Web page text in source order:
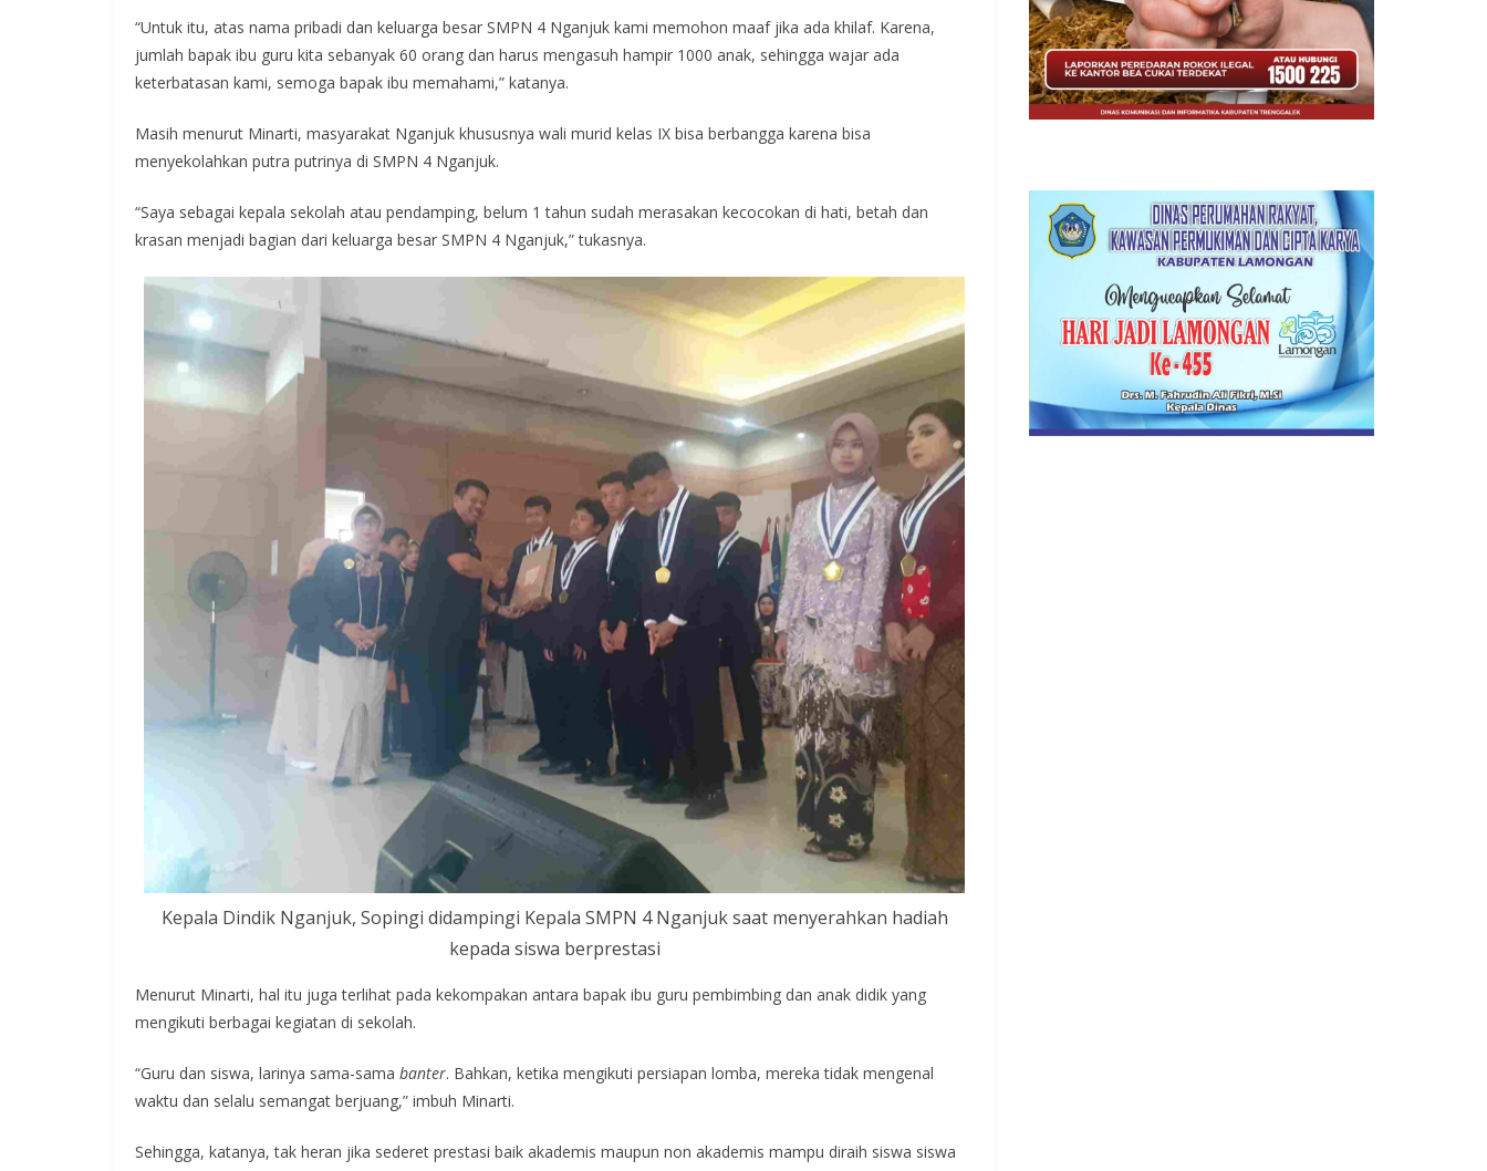
“Untuk itu, atas nama pribadi dan keluarga besar SMPN 4 Nganjuk kami memohon maaf jika ada khilaf. Karena,
jumlah bapak ibu guru kita sebanyak 60 orang dan harus mengasuh hampir 1000 anak, sehingga wajar ada
keterbatasan kami, semoga bapak ibu memahami,” katanya.
Masih menurut Minarti, masyarakat Nganjuk khususnya wali murid kelas IX bisa berbangga karena bisa
menyekolahkan putra putrinya di SMPN 4 Nganjuk.
“Saya sebagai kepala sekolah atau pendamping, belum 1 tahun sudah merasakan kecocokan di hati, betah dan
krasan menjadi bagian dari keluarga besar SMPN 4 Nganjuk,” tukasnya.
Kepala Dindik Nganjuk, Sopingi didampingi Kepala SMPN 4 Nganjuk saat menyerahkan hadiah
kepada siswa berprestasi
Menurut Minarti, hal itu juga terlihat pada kekompakan antara bapak ibu guru pembimbing dan anak didik yang
mengikuti berbagai kegiatan di sekolah.
“Guru dan siswa, larinya sama-sama banter. Bahkan, ketika mengikuti persiapan lomba, mereka tidak mengenal
waktu dan selalu semangat berjuang,” imbuh Minarti.
Sehingga, katanya, tak heran jika sederet prestasi baik akademis maupun non akademis mampu diraih siswa siswa